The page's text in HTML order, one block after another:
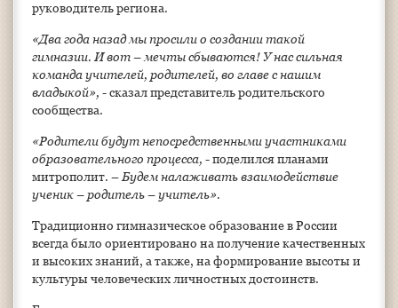
руководитель региона.
«Два года назад мы просили о создании такой
гимназии. И вот – мечты сбываются! У нас сильная
команда учителей, родителей, во главе с нашим
владыкой», - сказал представитель родительского
сообщества.
«Родители будут непосредственными участниками
образовательного процесса, - поделился планами
митрополит. – Будем налаживать взаимодействие
ученик – родитель – учитель».
Традиционно гимназическое образование в России
всегда было ориентировано на получение качественных
и высоких знаний, а также, на формирование высоты и
культуры человеческих личностных достоинств.